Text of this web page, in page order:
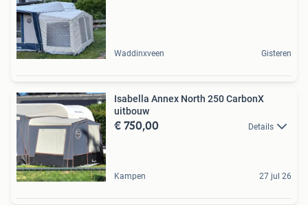
Waddinxveen Gisteren
Isabella Annex North 250 CarbonX
uitbouw
€ 750,00 Details
Kampen 27 jul 26